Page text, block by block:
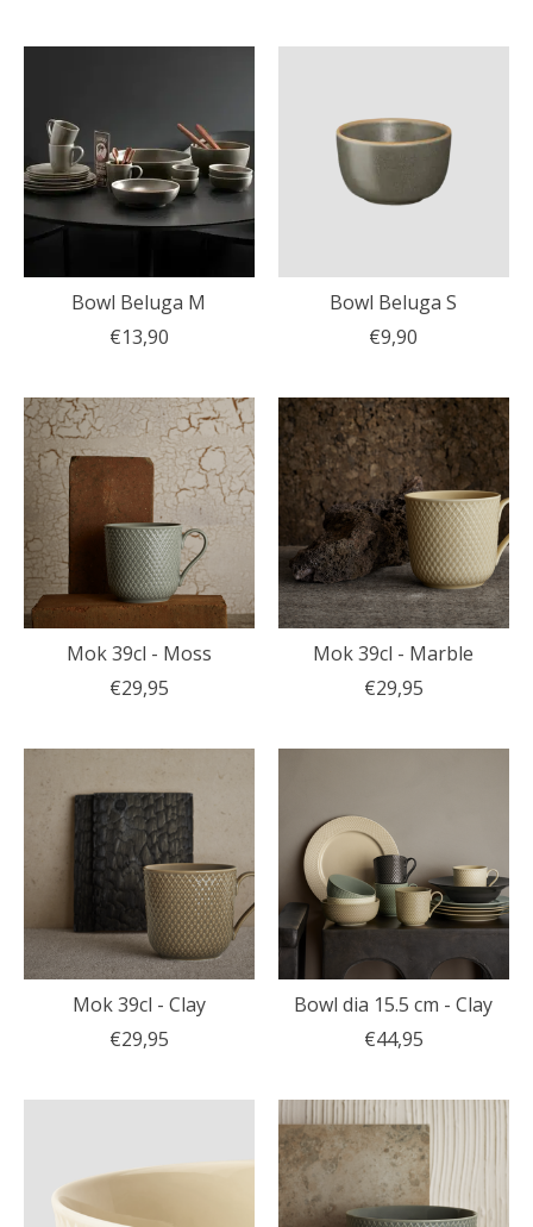
Bowl Beluga M
€13,90
Bowl Beluga S
€9,90
Mok 39cl - Moss
€29,95
Mok 39cl - Marble
€29,95
Mok 39cl - Clay
€29,95
Bowl dia 15.5 cm - Clay
€44,95